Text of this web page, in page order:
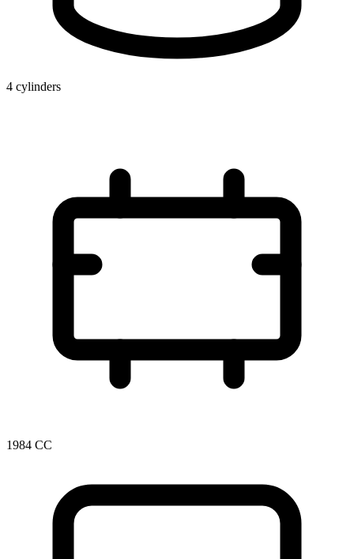
4 cylinders
1984 CC